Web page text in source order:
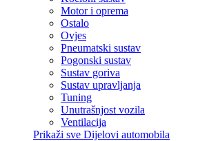
Motor i oprema
Ostalo
Ovjes
Pneumatski sustav
Pogonski sustav
Sustav goriva
Sustav upravljanja
Tuning
Unutrašnjost vozila
Ventilacija
Prikaži sve Dijelovi automobila